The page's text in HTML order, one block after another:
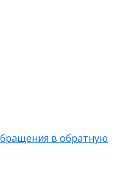
в обратную